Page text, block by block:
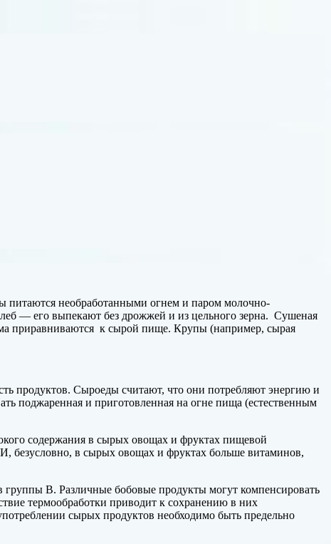
питаются необработанными огнем и паром молочно-
— его выпекают без дрожжей и из цельного зерна. Сушеная
приравниваются к сырой пище. Крупы (например, сырая
продуктов. Сыроеды считают, что они потребляют энергию и
поджаренная и приготовленная на огне пища (естественным
содержания в сырых овощах и фруктах пищевой
безусловно, в сырых овощах и фруктах больше витаминов,
В. Различные бобовые продукты могут компенсировать
термообработки приводит к сохранению в них
сырых продуктов необходимо быть предельно